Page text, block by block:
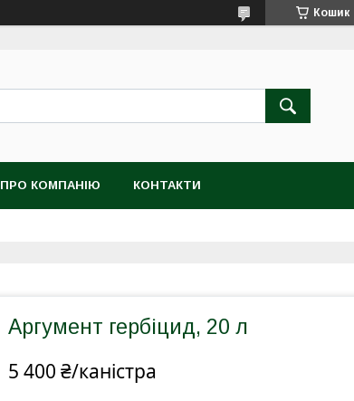
Кошик
ПРО КОМПАНІЮ КОНТАКТИ
Аргумент гербіцид, 20 л
5 400 ₴/каністра